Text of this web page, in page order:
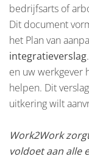
bedrijfsarts of
Dit document
het Plan van
integratieverslag
en uw werkgever
helpen. Dit
uitkering wilt
Work2Work
voldoet aan alle